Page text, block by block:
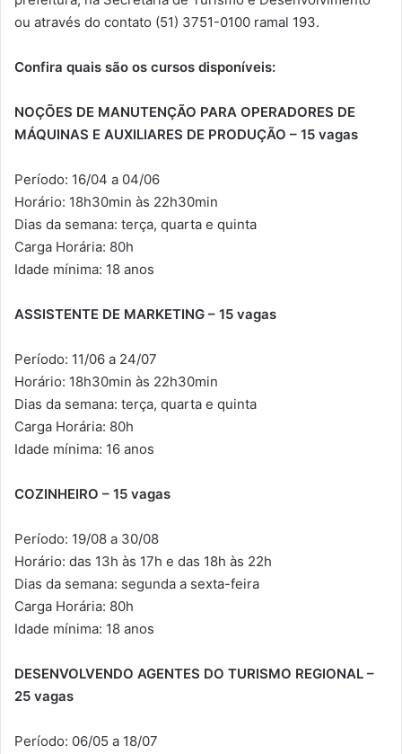
ou através do contato (51) 3751-0100 ramal 193.
Confira quais são os cursos disponíveis:
NOÇÕES DE MANUTENÇÃO PARA OPERADORES DE
MÁQUINAS E AUXILIARES DE PRODUÇÃO – 15 vagas
Período: 16/04 a 04/06
Horário: 18h30min às 22h30min
Dias da semana: terça, quarta e quinta
Carga Horária: 80h
Idade mínima: 18 anos
ASSISTENTE DE MARKETING – 15 vagas
Período: 11/06 a 24/07
Horário: 18h30min às 22h30min
Dias da semana: terça, quarta e quinta
Carga Horária: 80h
Idade mínima: 16 anos
COZINHEIRO – 15 vagas
Período: 19/08 a 30/08
Horário: das 13h às 17h e das 18h às 22h
Dias da semana: segunda a sexta-feira
Carga Horária: 80h
Idade mínima: 18 anos
DESENVOLVENDO AGENTES DO TURISMO REGIONAL –
25 vagas
Período: 06/05 a 18/07